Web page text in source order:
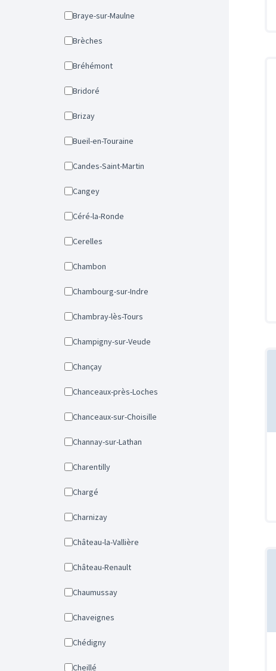
Braye-sur-Maulne
Brèches
Bréhémont
Bridoré
Brizay
Bueil-en-Touraine
Candes-Saint-Martin
Cangey
Céré-la-Ronde
Cerelles
Chambon
Chambourg-sur-Indre
Chambray-lès-Tours
Champigny-sur-Veude
Chançay
Chanceaux-près-Loches
Chanceaux-sur-Choisille
Channay-sur-Lathan
Charentilly
Chargé
Charnizay
Château-la-Vallière
Château-Renault
Chaumussay
Chaveignes
Chédigny
Cheillé